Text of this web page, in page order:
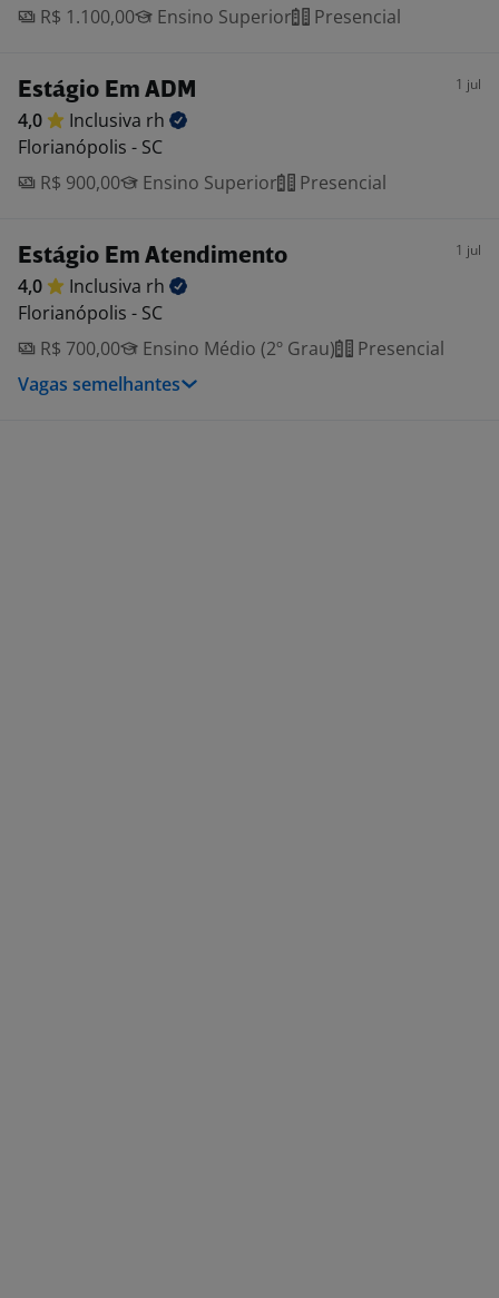
R$ 1.100,00 Ensino Superior Presencial
Estágio Em ADM 1 jul
4,0 Inclusiva rh
Florianópolis - SC
R$ 900,00
Ensino Superior Presencial
Estágio Em Atendimento 1 jul
4,0 Inclusiva rh
Florianópolis - SC
R$ 700,00
Ensino Médio (2º Grau)
Presencial
Vagas semelhantes